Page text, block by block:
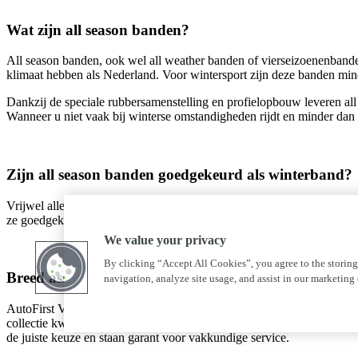
Wat zijn all season banden?
All season banden, ook wel all weather banden of
klimaat hebben als Nederland. Voor wintersport zijn deze banden
Dankzij de speciale rubbersamenstelling en profielopbouw leveren
Wanneer u niet vaak bij winterse omstandigheden rijdt en minder
Zijn all season banden goedgekeurd als winterband?
Vrijwel alle nieuwe all season banden zijn ook goedgekeurd als
ze goedgekeurd en voldoen ze ook aan de strenge regels die
Breed assortiment all season banden
AutoFirst Van Den Broek in Budel levert een breed assortiment A-
collectie kwalitatieve all weather banden van huismerken die door
de juiste keuze en staan garant voor vakkundige service.
We value your privacy
By clicking “Accept All Cookies”, you agree to the
navigation, analyze site usage, and assist in our marketing